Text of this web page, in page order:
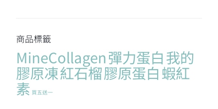
商品標籤
MineCollagen彈力蛋白我的
膠原凍紅石榴膠原蛋白蝦紅
素 買五送一